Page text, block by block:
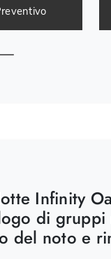
Infinity
di
del noto e